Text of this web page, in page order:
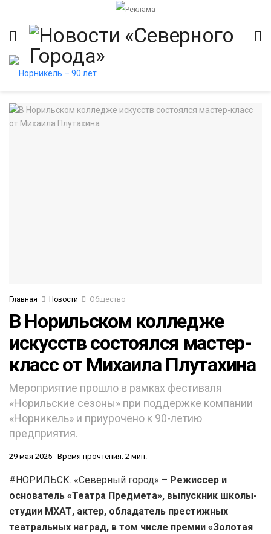
Главная Новости Общество
В Норильском колледже
искусств состоялся мастер-
класс от Михаила Плутахина
Мероприятие прошло в рамках фестиваля
«Норильские сезоны» при поддержке компании
«Норникель» и приурочено к 90-летию
предприятия.
29 мая 2025 Время прочтения: 2 мин.
#НОРИЛЬСК. «Северный город» – Режиссер и
основатель «Театра Предмета», выпускник школы-
студии МХАТ, актер, обладатель престижных
театральных наград, в том числе премии «Золотая